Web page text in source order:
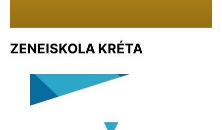
ZENEISKOLA KRÉTA